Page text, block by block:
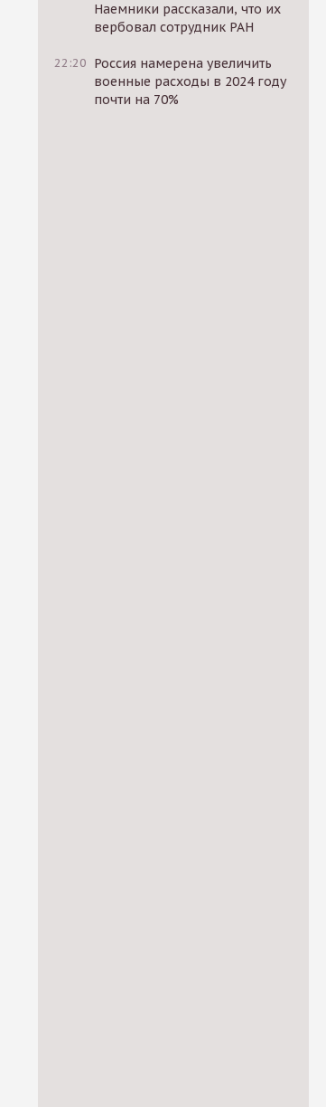
Наемники рассказали, что их
вербовал сотрудник РАН
22:20 Россия намерена увеличить
военные расходы в 2024 году
почти на 70%